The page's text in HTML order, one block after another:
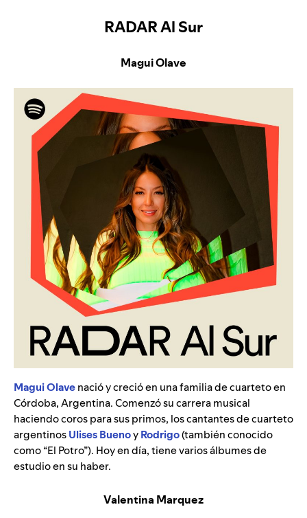
RADAR Al Sur
Magui Olave
Magui Olavenació y creció en una familia de cuarteto en
Córdoba, Argentina. Comenzó su carrera musical
haciendo coros para sus primos, los cantantes de cuarteto
argentinosUlises BuenoyRodrigo(también conocido
como “El Potro”). Hoy en día, tiene varios álbumes de
estudio en su haber.
Valentina Marquez